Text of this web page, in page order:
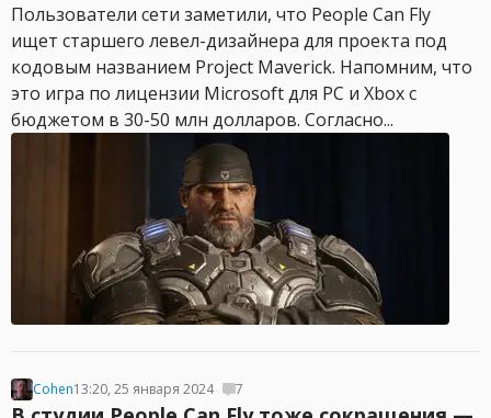
Пользователи сети заметили, что People Can Fly
ищет старшего левел-дизайнера для проекта под
кодовым названием Project Maverick. Напомним, что
это игра по лицензии Microsoft для PC и Xbox с
бюджетом в 30-50 млн долларов. Согласно...
Cohen13:20, 25 января 2024 7